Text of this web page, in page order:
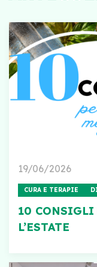
19/06/2026
CURA E TERAPIE
10 CONSIGLI
L’ESTATE